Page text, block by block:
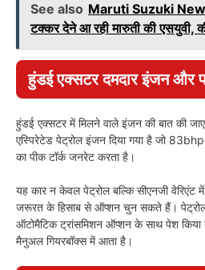
See also Maruti Suzuki New
टक्कर देने आ रही मारुती की एसयुवी,
हुंडई एक्सटर दमदार इंजन और
हुंडई एक्सटर में मिलने वाले इंजन की बात की
एस्पिरेटेड पेट्रोल इंजन दिया गया है जो
का पीक टॉर्क जनरेट करता है।
यह कार न केवल पेट्रोल बल्कि सीएनजी वेरिएंट
जरूरत के हिसाब से ऑप्शन चुन सकते हैं।
ऑटोमैटिक ट्रांसमिशन ऑप्शन के साथ पेश किया
मैनुअल गियरबॉक्स में आता है।